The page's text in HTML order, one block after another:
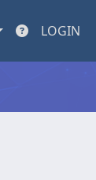
LOGIN